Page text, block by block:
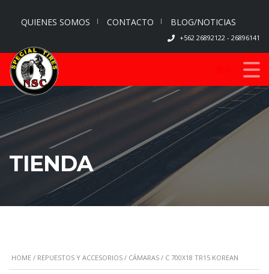
QUIENES SOMOS CONTACTO BLOG/NOTICIAS
+562 26892122 - 26896141
TIENDA
HOME / REPUESTOS Y ACCESORIOS / CÁMARAS / C 700X18 TR15 KOREAN